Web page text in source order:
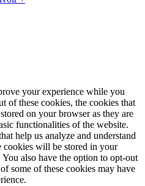
your experience while you
of these cookies, the cookies that
on your browser as they are
functionalities of the website.
help us analyze and understand
cookies will be stored in your
also have the option to opt-out
some of these cookies may have